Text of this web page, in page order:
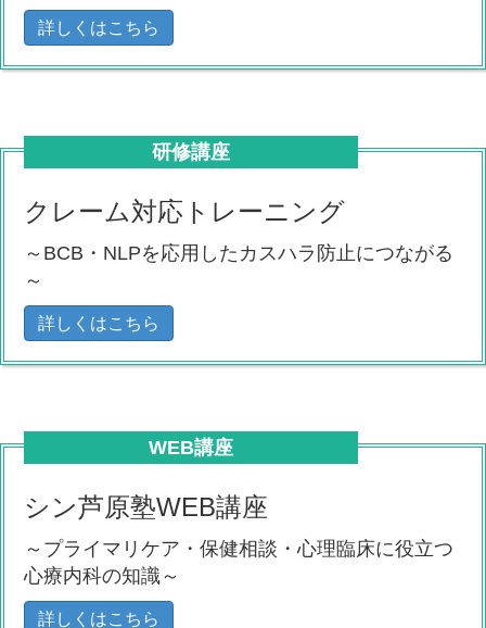
詳しくはこちら
研修講座
クレーム対応トレーニング
～BCB・NLPを応用したカスハラ防止につながる
～
詳しくはこちら
WEB講座
シン芦原塾WEB講座
～プライマリケア・保健相談・心理臨床に役立つ
心療内科の知識～
詳しくはこちら